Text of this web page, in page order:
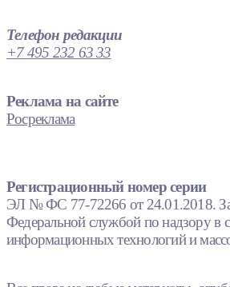
Телефон редакции
+7 495 232 63 33
Реклама на сайте
Росреклама
Регистрационный номер серии
ЭЛ № ФС 77-72266 от 24.01.2018.
Федеральной службой по надзору в
информационных технологий и